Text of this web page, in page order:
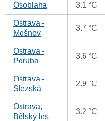
Osoblaha 3.1 °C
Ostrava -
Mošnov
3.7 °C
Ostrava -
Poruba
3.6 °C
Ostrava -
Slezská
2.9 °C
Ostrava,
Bělský les
3.2 °C